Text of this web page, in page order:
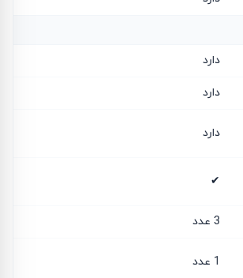
دارد
دارد
دارد
✔
3 عدد
1 عدد